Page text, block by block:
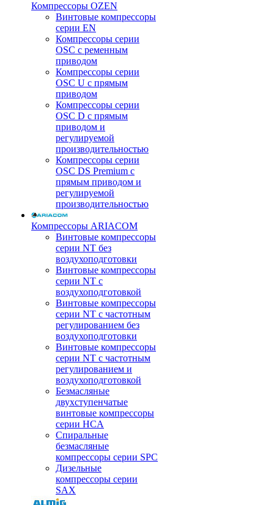
Компрессоры OZEN
Винтовые компрессоры
серии EN
Компрессоры серии
OSC с ременным
приводом
Компрессоры серии
OSC U с прямым
приводом
Компрессоры серии
OSC D с прямым
приводом и
регулируемой
производительностью
Компрессоры серии
OSC DS Premium с
прямым приводом и
регулируемой
производительностью
Компрессоры ARIACOM
Винтовые компрессоры
серии NT без
воздухоподготовки
Винтовые компрессоры
серии NT c
воздухоподготовкой
Винтовые компрессоры
серии NT с частотным
регулированием без
воздухоподготовки
Винтовые компрессоры
серии NT с частотным
регулированием и
воздухоподготовкой
Безмасляные
двухступенчатые
винтовые компрессоры
серии HCA
Спиральные
безмасляные
компрессоры серии SPC
Дизельные
компрессоры серии
SAX